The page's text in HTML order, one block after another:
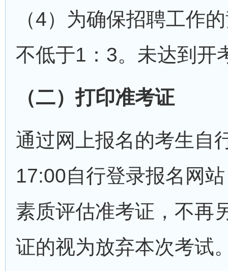
（4）为确保招聘工作
不低于1：3。未达到开
（二）打印准考证
通过网上报名的考生自
17:00自行登录报名网
素质评估准考证，不再
证的视为放弃本次考试